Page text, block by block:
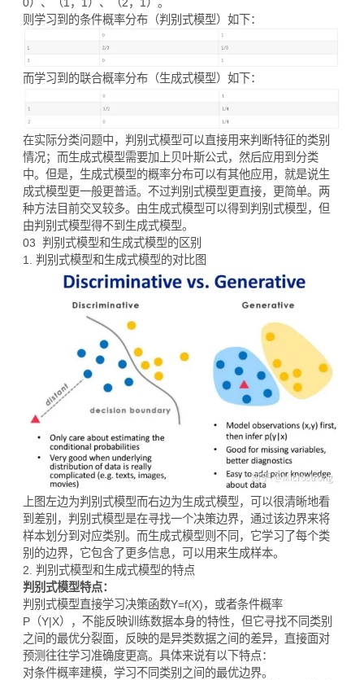
则学习到的条件概率分布（判别式模型）如下：
而学习到的联合概率分布（生成式模型）如下：
在实际分类问题中，判别式模型可以直接用来判断特征的类别
情况；而生成式模型需要加上贝叶斯公式，然后应用到分类
中。但是，生成式模型的概率分布可以有其他应用，就是说生
成式模型更一般更普适。不过判别式模型更直接，更简单。两
种方法目前交叉较多。由生成式模型可以得到判别式模型，但
由判别式模型得不到生成式模型。
03 判别式模型和生成式模型的区别
1. 判别式模型和生成式模型的对比图
上图左边为判别式模型而右边为生成式模型，可以很清晰地看
到差别，判别式模型是在寻找一个决策边界，通过该边界来将
样本划分到对应类别。而生成式模型则不同，它学习了每个类
别的边界，它包含了更多信息，可以用来生成样本。
2. 判别式模型和生成式模型的特点
判别式模型特点：
判别式模型直接学习决策函数Y=f(X)，或者条件概率
P（Y|X），不能反映训练数据本身的特性，但它寻找不同类别
之间的最优分裂面，反映的是异类数据之间的差异，直接面对
预测往往学习准确度更高。具体来说有以下特点：
对条件概率建模，学习不同类别之间的最优边界。